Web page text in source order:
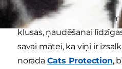
Dažas dienas pēc
klusas, ņaudēšanai
savai mātei, ka viņi ir
norāda Cats Protection,